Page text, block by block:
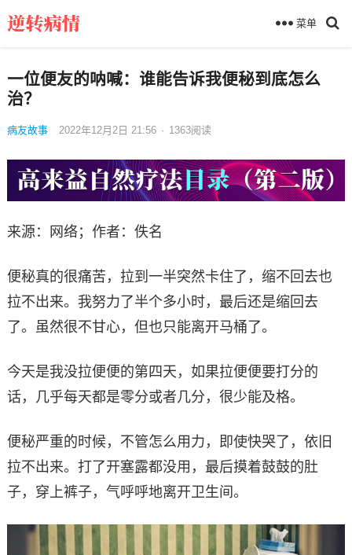
菜单
一位便友的呐喊：谁能告诉我便秘到底怎么
治？
病友故事 2022年12月2日 21:56 · 1363阅读
来源：网络；作者：佚名
便秘真的很痛苦，拉到一半突然卡住了，缩不回去也
拉不出来。我努力了半个多小时，最后还是缩回去
了。虽然很不甘心，但也只能离开马桶了。
今天是我没拉便便的第四天，如果拉便便要打分的
话，几乎每天都是零分或者几分，很少能及格。
便秘严重的时候，不管怎么用力，即使快哭了，依旧
拉不出来。打了开塞露都没用，最后摸着鼓鼓的肚
子，穿上裤子，气呼呼地离开卫生间。